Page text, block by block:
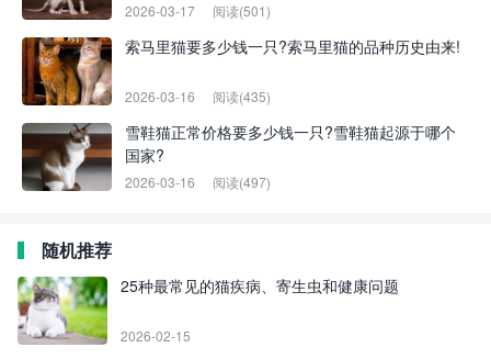
2026-03-17 阅读(501)
索马里猫要多少钱一只?索马里猫的品种历史由来!
2026-03-16 阅读(435)
雪鞋猫正常价格要多少钱一只?雪鞋猫起源于哪个
国家?
2026-03-16 阅读(497)
随机推荐
25种最常见的猫疾病、寄生虫和健康问题
2026-02-15